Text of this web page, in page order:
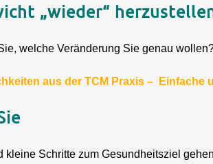
„wieder“
welche Veränderung Sie genau
aus der TCM Praxis – Einfache
kleine Schritte zum Gesundheitsziel